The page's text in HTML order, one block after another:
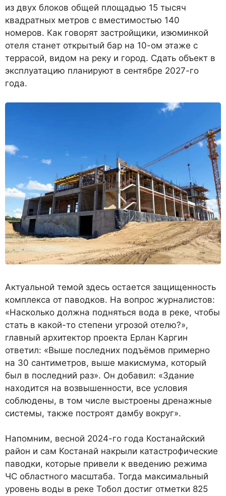
из двух блоков общей площадью 15 тысяч
квадратных метров с вместимостью 140
номеров. Как говорят застройщики, изюминкой
отеля станет открытый бар на 10-ом этаже с
террасой, видом на реку и город. Сдать объект в
эксплуатацию планируют в сентябре 2027-го
года.
Актуальной темой здесь остается защищенность
комплекса от паводков. На вопрос журналистов:
«Насколько должна подняться вода в реке, чтобы
стать в какой-то степени угрозой отелю?»,
главный архитектор проекта Ерлан Каргин
ответил: «Выше последних подъёмов примерно
на 30 сантиметров, выше макисмума, который
был в последний раз». Он добавил: «Здание
находится на возвышенности, все условия
соблюдены, в том числе выстроены дренажные
системы, также построят дамбу вокруг».
Напомним, весной 2024-го года Костанайский
район и сам Костанай накрыли катастрофические
паводки, которые привели к введению режима
ЧС областного масштаба. Тогда максимальный
уровень воды в реке Тобол достиг отметки 825